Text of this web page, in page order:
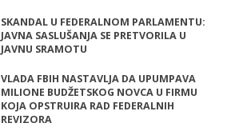
SKANDAL U FEDERALNOM PARLAMENTU:
JAVNA SASLUŠANJA SE PRETVORILA U
JAVNU SRAMOTU
VLADA FBIH NASTAVLJA DA UPUMPAVA
MILIONE BUDŽETSKOG NOVCA U FIRMU
KOJA OPSTRUIRA RAD FEDERALNIH
REVIZORA